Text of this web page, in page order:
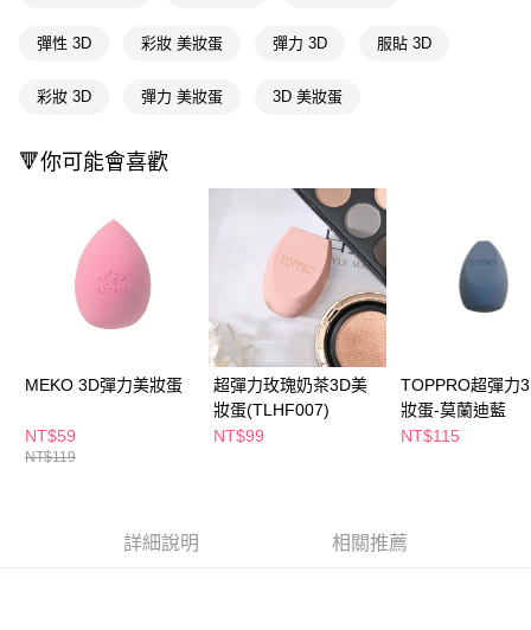
１．於結帳方式選擇「AFTEE先享後付」後，將跳轉至「AFTEE先享後付」
３．收到繳費通知簡訊後14天內，點擊此簡訊中的連結，可透過四大超商／
購買商品的店家。未經商家同意取消之訂單仍視為有效，需透過AFTEE先享
※ 交易是否成功請以「AFTEE先享後付 」之結帳頁面顯示為準，若有關於
是否繳費成功／繳費後需取消欲退款等相關疑問，請聯繫「AFTEE先享後付
客戶支援中心」
https://netprotections.freshdesk.com/support/home
【注意事項】
１．透過由恩沛科技股份有限公司提供之「AFTEE先享後付」服務完成之交
易，需依本服務之必要範圍內提供個人資料，並將交易相關給付款項請求債
權轉讓予恩沛科技股份有限公司。
２．關於個人資料處理事宜，請瀏覽以下網址：
https://aftee.tw/terms/#terms3
３．未成年的使用者請事先徵得法定代理人或監護人之同意方可使用
「AFTEE先享後付」，若未經同意申辦者引起之損失，本公司不負相關責
任。
５．嚴禁一人註冊多個帳號或使用他人資訊註冊。若發現惡意使用之情形，
付款後全家取貨
每筆NT$65，滿NT$390(含以上)免運費
每筆NT$65，滿NT$490(含以上)免運費
每筆NT$65，滿NT$490(含以上)免運費
7-11取貨付款
每筆NT$65，滿NT$490(含以上)免運費
每筆NT$65，滿NT$490(含以上)免運費
宅配(本島)
每筆NT$100，滿NT$790(含以上)免運費
每筆NT$80，滿NT$290(含以上)免運費
彈性 3D 彩妝 美妝蛋 彈力 3D 服貼 3D
彩妝 3D 彈力 美妝蛋 3D 美妝蛋
🔻你可能會喜歡
MEKO 3D彈力美妝蛋
NT$59
NT$119
超彈力玫瑰奶茶3D美
妝蛋(TLHF007)
NT$99
TOPPRO超彈力
妝蛋-莫蘭迪藍
NT$115
詳細說明 相關推薦